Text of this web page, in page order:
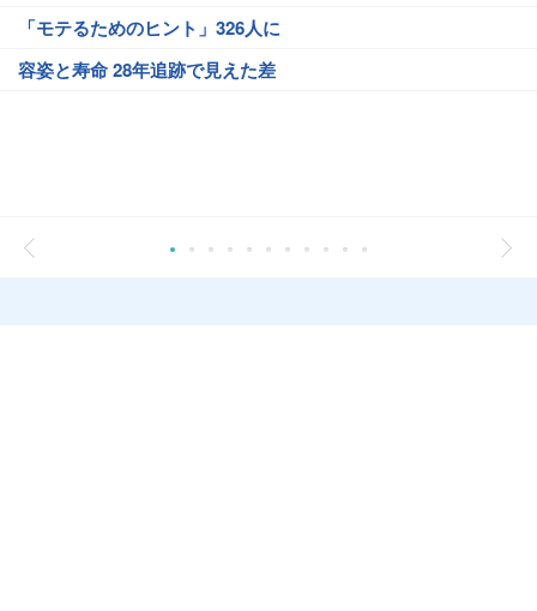
「モテるためのヒント」326人に
容姿と寿命 28年追跡で見えた差